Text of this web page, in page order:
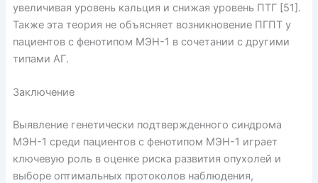
увеличивая уровень кальция и снижая уровень ПТГ [51].
Также эта теория не объясняет возникновение ПГПТ у
пациентов с фенотипом МЭН-1 в сочетании с другими
типами АГ.
Заключение
Выявление генетически подтвержденного синдрома
МЭН-1 среди пациентов с фенотипом МЭН-1 играет
ключевую роль в оценке риска развития опухолей и
выборе оптимальных протоколов наблюдения,